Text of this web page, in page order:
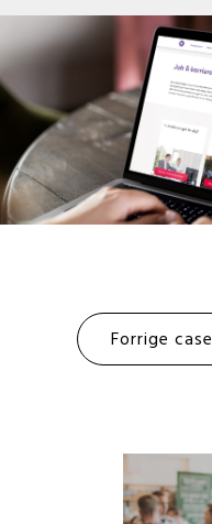
Post Forrige case